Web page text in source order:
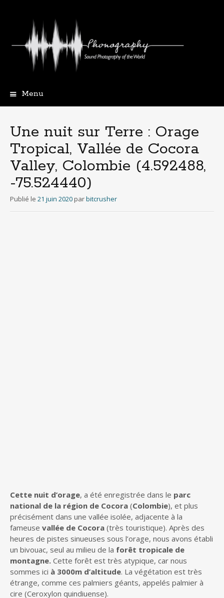
Menu
principal
Une nuit sur Terre : Orage
Tropical, Vallée de Cocora
Valley, Colombie (4​.​592488,
-75​.​524440)
Publié le 21 juin 2020 parbitcrusher
Cette nuit d’orage, a été enregistrée dans le parc
national de la région de Cocora (Colombie), et plus
précisément dans une vallée isolée, adjacente à la
fameuse vallée de Cocora (très touristique). Après des
heures de pistes sinueuses sous l’orage, nous avons établi
un bivouac, seul au milieu de la forêt tropicale de
montagne. Cette forêt est très atypique, car nous
sommes ici à 3000m d’altitude. La végétation est très
étrange, comme ces palmiers géants, appelés palmier à
cire (Ceroxylon quindiuense).